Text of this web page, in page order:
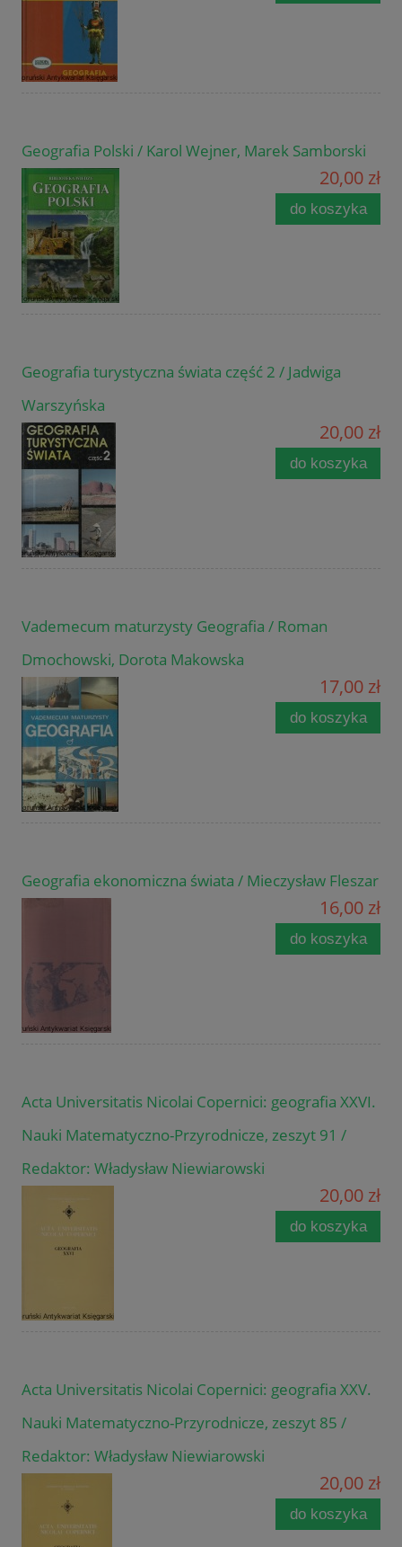
Geografia Polski / Karol Wejner, Marek Samborski
20,00 zł
do koszyka
Geografia turystyczna świata część 2 / Jadwiga
Warszyńska
20,00 zł
do koszyka
Vademecum maturzysty Geografia / Roman
Dmochowski, Dorota Makowska
17,00 zł
do koszyka
Geografia ekonomiczna świata / Mieczysław Fleszar
16,00 zł
do koszyka
Acta Universitatis Nicolai Copernici: geografia XXVI.
Nauki Matematyczno-Przyrodnicze, zeszyt 91 /
Redaktor: Władysław Niewiarowski
20,00 zł
do koszyka
Acta Universitatis Nicolai Copernici: geografia XXV.
Nauki Matematyczno-Przyrodnicze, zeszyt 85 /
Redaktor: Władysław Niewiarowski
20,00 zł
do koszyka